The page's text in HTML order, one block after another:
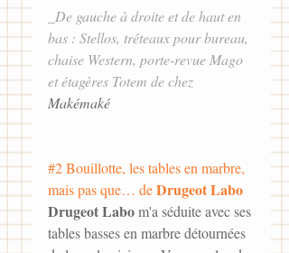
_De gauche à droite et de haut en
bas : Stellos, tréteaux pour bureau,
chaise Western, porte-revue Mago
et étagères Totem de chez
Makémaké
#2 Bouillotte, les tables en marbre,
mais pas que… de Drugeot Labo
Drugeot Labo m'a séduite avec ses
tables basses en marbre détournées